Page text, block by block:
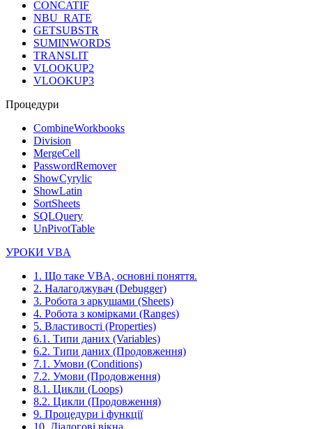
CONCATIF
NBU_RATE
GETSUBSTR
SUMINWORDS
TRANSLIT
VLOOKUP2
VLOOKUP3
Процедури
CombineWorkbooks
Division
MergeCell
PasswordRemover
ShowCyrylic
ShowLatin
SortSheets
SQLQuery
UnPivotTable
УРОКИ VBA
1. Що таке VBA, основні поняття.
2. Налагоджувач (Debugger)
3. Робота з аркушами (Sheets)
4. Робота з комірками (Ranges)
5. Властивості (Properties)
6.1. Типи даних (Variables)
6.2. Типи даних (Продовження)
7.1. Умови (Conditions)
7.2. Умови (Продовження)
8.1. Цикли (Loops)
8.2. Цикли (Продовження)
9. Процедури і функції